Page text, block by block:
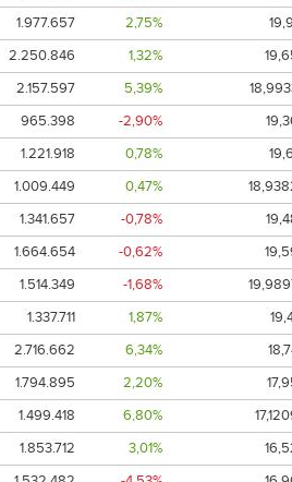
1.977.657 2,75%
2.250.846 1,32%
2.157.597 5,39%
965.398 -2,90%
1.221.918 0,78%
1.009.449 0,47%
1.341.657 -0,78%
1.664.654 -0,62%
1.514.349 -1,68%
1.337.711 1,87%
2.716.662 6,34%
1.794.895 2,20%
1.499.418 6,80%
1.853.712 3,01%